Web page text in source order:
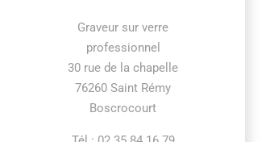
Graveur sur verre
professionnel
30 rue de la chapelle
76260 Saint Rémy
Boscrocourt